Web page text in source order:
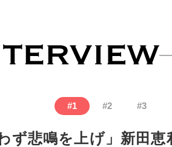
#1 #2 #3
わず悲鳴を上げ」新田